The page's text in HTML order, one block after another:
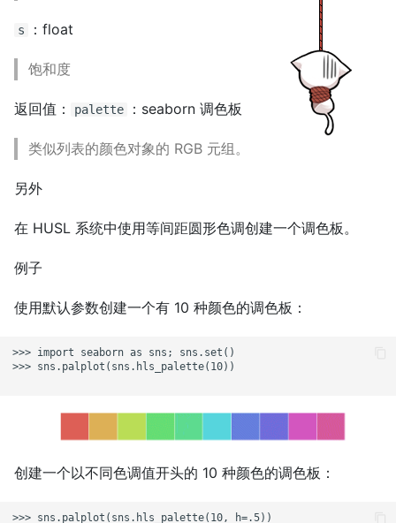
s ：float
饱和度
返回值： palette ：seaborn 调色板
类似列表的颜色对象的 RGB 元组。
另外
在 HUSL 系统中使用等间距圆形色调创建一个调色板。
例子
使用默认参数创建一个有 10 种颜色的调色板：
>>> import seaborn as sns; sns.set()
>>> sns.palplot(sns.hls_palette(10))
创建一个以不同色调值开头的 10 种颜色的调色板：
>>> sns.palplot(sns.hls_palette(10, h=.5))